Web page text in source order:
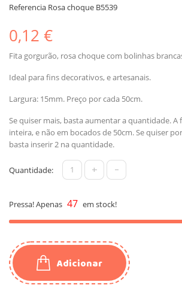
Referencia Rosa choque B5539
0,12 €
Fita gorgurão, rosa choque com bolinhas
Ideal para fins decorativos, e artesanais.
Largura: 15mm. Preço por cada 50cm.
Se quiser mais, basta aumentar a quantidade. A
inteira, e não em bocados de 50cm. Se quiser
basta inserir 2 na quantidade.
Quantidade: + -
Pressa! Apenas 47 em stock!
Adicionar